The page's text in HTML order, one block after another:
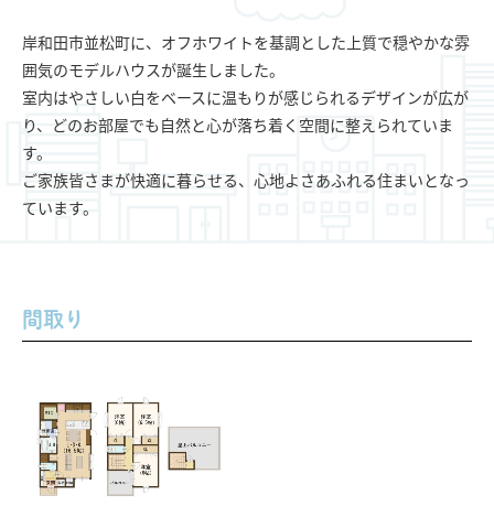
岸和田市並松町に、オフホワイトを基調とした上質で穏やかな雰
囲気のモデルハウスが誕生しました。
室内はやさしい白をベースに温もりが感じられるデザインが広が
り、どのお部屋でも自然と心が落ち着く空間に整えられていま
す。
ご家族皆さまが快適に暮らせる、心地よさあふれる住まいとなっ
ています。
間取り